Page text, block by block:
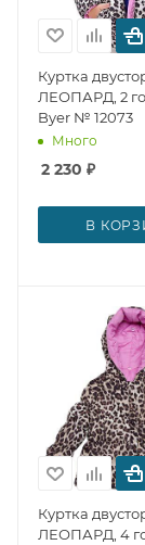
Куртка
ЛЕОПАРД, 2
Byer № 12073
Много
2 230 ₽
В
Куртка
ЛЕОПАРД, 4